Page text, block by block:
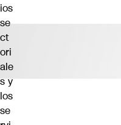
ios
se
ct
ori
ale
s y
los
se